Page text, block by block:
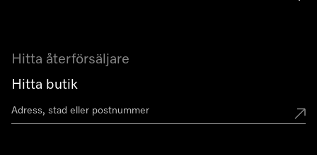
Hitta återförsäljare
Hitta butik